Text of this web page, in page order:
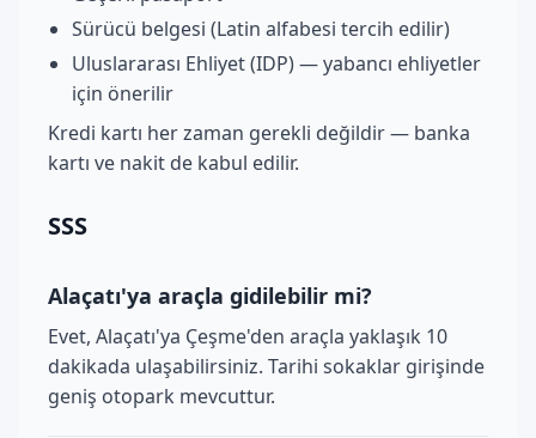
Sürücü belgesi (Latin alfabesi tercih edilir)
Uluslararası Ehliyet (IDP) — yabancı ehliyetler
için önerilir
Kredi kartı her zaman gerekli değildir — banka
kartı ve nakit de kabul edilir.
SSS
Alaçatı'ya araçla gidilebilir mi?
Evet, Alaçatı'ya Çeşme'den araçla yaklaşık 10
dakikada ulaşabilirsiniz. Tarihi sokaklar girişinde
geniş otopark mevcuttur.